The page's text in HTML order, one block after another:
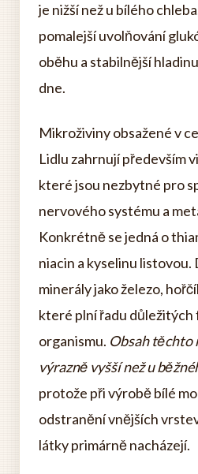
je nižší než u bílého
pomalejší uvolňování
oběhu a stabilnější
dne.
Mikroživiny obsažené v
Lidlu zahrnují především
které jsou nezbytné pro
nervového systému a
Konkrétně se jedná o
niacin a kyselinu listovou.
minerály jako železo,
které plní řadu důležitých
organismu. Obsah těchto
výrazně vyšší než u
protože při výrobě bílé
odstranění vnějších
látky primárně nacházejí.